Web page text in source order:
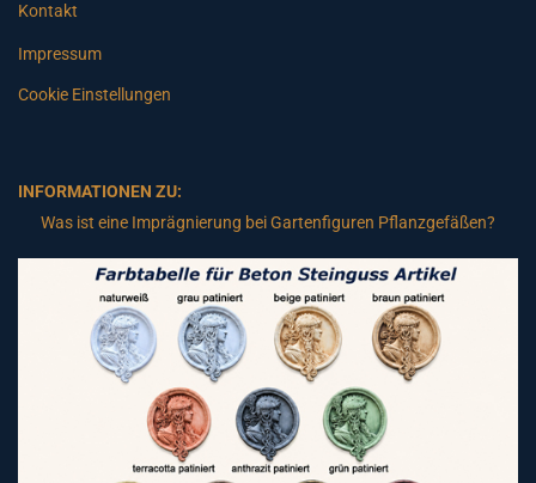
Kontakt
Impressum
Cookie Einstellungen
INFORMATIONEN ZU:
Was ist eine Imprägnierung bei Gartenfiguren Pflanzgefäßen?